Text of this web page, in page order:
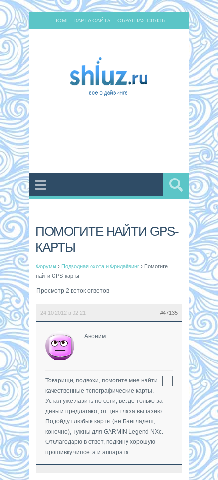
HOME КАРТА САЙТА ОБРАТНАЯ СВЯЗЬ
ПОМОГИТЕ НАЙТИ GPS-
КАРТЫ
Форумы › Подводная охота и Фридайвинг › Помогите
найти GPS-карты
Просмотр 2 веток ответов
24.10.2012 в 02:21 #47135
Аноним
Товарищи, подвохи, помогите мне найти
качественные топографические карты.
Устал уже лазить по сети, везде только за
деньги предлагают, от цен глаза вылазиют.
Подойдут любые карты (не Бангладеш,
конечно), нужны для GARMIN Legend NXc.
Отблагодарю в ответ, подкину хорошую
прошивку чипсета и аппарата.